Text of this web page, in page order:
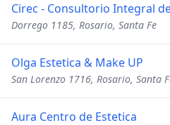
Cirec - Consultorio Integral
Dorrego 1185, Rosario, Santa Fe
Olga Estetica & Make UP
San Lorenzo 1716, Rosario, Santa
Aura Centro de Estetica